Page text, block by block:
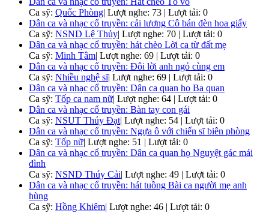
Ca sỹ: Quốc Phòng| Lượt nghe: 73 | Lượt tải: 0
Dân ca và nhạc cổ truyền: cải lương Cô bán đèn hoa giấy
Ca sỹ: NSND Lệ Thủy| Lượt nghe: 70 | Lượt tải: 0
Dân ca và nhạc cổ truyền: hát chèo Lời ca từ đất mẹ
Ca sỹ: Minh Tâm| Lượt nghe: 69 | Lượt tải: 0
Dân ca và nhạc cổ truyền: Đôi lời anh ngỏ cùng em
Ca sỹ: Nhiều nghệ sĩ| Lượt nghe: 69 | Lượt tải: 0
Dân ca và nhạc cổ truyền: Dân ca quan họ Ba quan
Ca sỹ: Tốp ca nam nữ| Lượt nghe: 64 | Lượt tải: 0
Dân ca và nhạc cổ truyền: Bàn tay con gái
Ca sỹ: NSUT Thúy Đạt| Lượt nghe: 54 | Lượt tải: 0
Dân ca và nhạc cổ truyền: Ngựa ô với chiến sĩ biên phòng
Ca sỹ: Tốp nữ| Lượt nghe: 51 | Lượt tải: 0
Dân ca và nhạc cổ truyền: Dân ca quan họ Nguyệt gác mái
đình
Ca sỹ: NSND Thúy Cải| Lượt nghe: 49 | Lượt tải: 0
Dân ca và nhạc cổ truyền: hát tuồng Bài ca người mẹ anh
hùng
Ca sỹ: Hồng Khiêm| Lượt nghe: 46 | Lượt tải: 0